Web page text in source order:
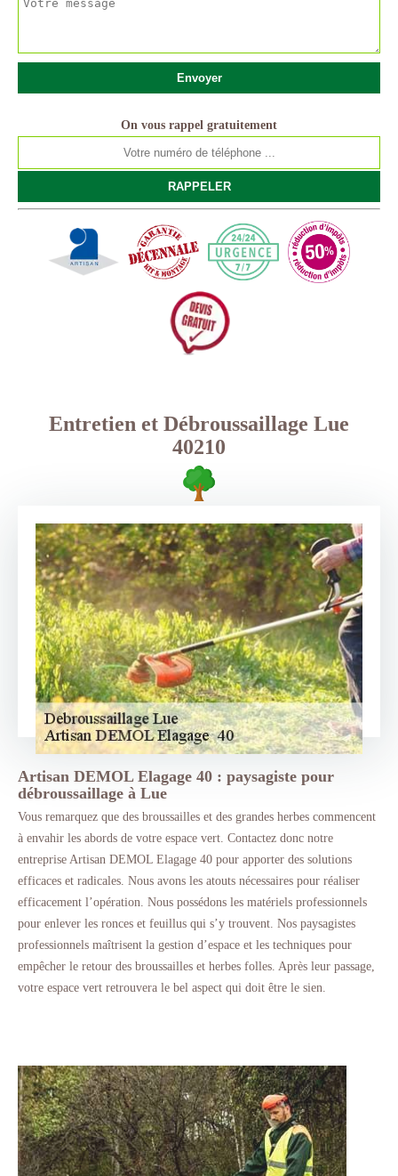
On vous rappel gratuitement
Entretien et Débroussaillage Lue
40210
Artisan DEMOL Elagage 40 : paysagiste pour
débroussaillage à Lue
Vous remarquez que des broussailles et des grandes herbes commencent
à envahir les abords de votre espace vert. Contactez donc notre
entreprise Artisan DEMOL Elagage 40 pour apporter des solutions
efficaces et radicales. Nous avons les atouts nécessaires pour réaliser
efficacement l’opération. Nous possédons les matériels professionnels
pour enlever les ronces et feuillus qui s’y trouvent. Nos paysagistes
professionnels maîtrisent la gestion d’espace et les techniques pour
empêcher le retour des broussailles et herbes folles. Après leur passage,
votre espace vert retrouvera le bel aspect qui doit être le sien.